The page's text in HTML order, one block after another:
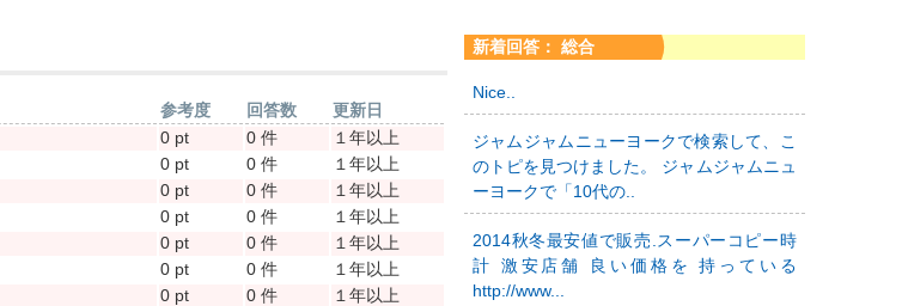
参考度 回答数
更新日
0 pt 0 件
１年以上
0 pt 0 件
１年以上
0 pt 0 件
１年以上
0 pt 0 件
１年以上
0 pt 0 件
１年以上
0 pt 0 件
１年以上
0 pt 0 件
１年以上
新着回答： 総合
Nice..
ジャムジャムニューヨークで検索して、こ
のトピを見つけました。 ジャムジャムニュ
ーヨークで「10代の..
2014秋冬最安値で販売.スーパーコピー時
計 激安店舗 良い価格を 持っている
http://www...